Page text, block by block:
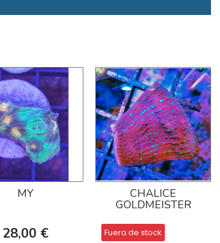
MY
28,00 €
CHALICE
GOLDMEISTER
Fuera de stock